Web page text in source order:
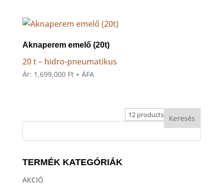
Aknaperem emelő (20t)
20 t – hidro-pneumatikus
Ár: 1,699,000 Ft + ÁFA
TERMÉK KATEGÓRIÁK
AKCIÓ